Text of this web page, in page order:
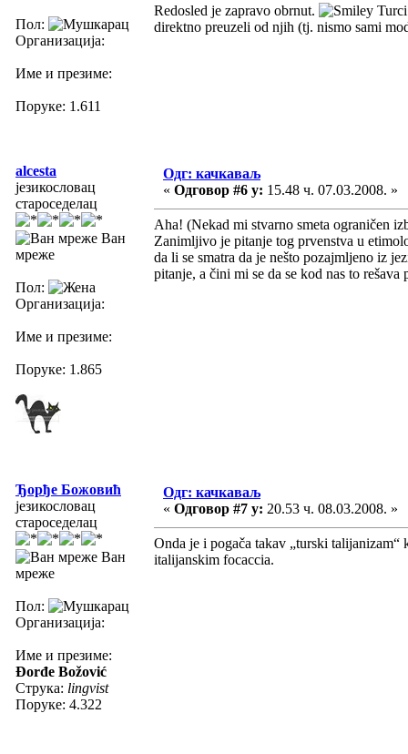
Пол:
Организација:
Име и презиме:
Поруке: 1.611
Redosled je zapravo obrnut.
direktno preuzeli od njih (tj. nismo sami
alcesta
језикословац
староседелац
Ван
мреже
Пол:
Организација:
Име и презиме:
Поруке: 1.865
Одг: качкаваљ
« Одговор #6 у: 15.48 ч. 07.03.2008. »
Aha! (Nekad mi stvarno smeta ograničen
Zanimljivo je pitanje tog prvenstva u
da li se smatra da je nešto pozajmljeno iz
pitanje, a čini mi se da se kod nas to
Ђорђе Божовић
језикословац
староседелац
Ван
мреже
Пол:
Организација:
Име и презиме:
Đorđe Božović
Струка: lingvist
Поруке: 4.322
Одг: качкаваљ
« Одговор #7 у: 20.53 ч. 08.03.2008. »
Onda je i pogača takav „turski
italijanskim focaccia.